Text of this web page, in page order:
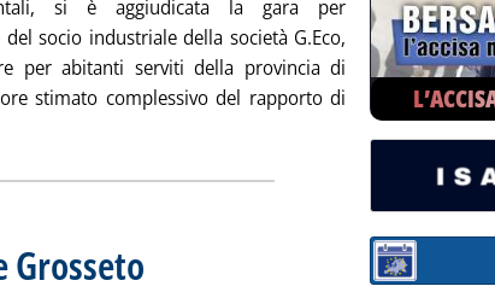
si è aggiudicata la gara per
socio industriale della società G.Eco,
per abitanti serviti della provincia di
stimato complessivo del rapporto di
'A2A, Aprica gestirà servizi ambientali in 76
Grosseto . Pubblicata lunedì 31 dicembre 2012 alle 9.30.
Sezione: